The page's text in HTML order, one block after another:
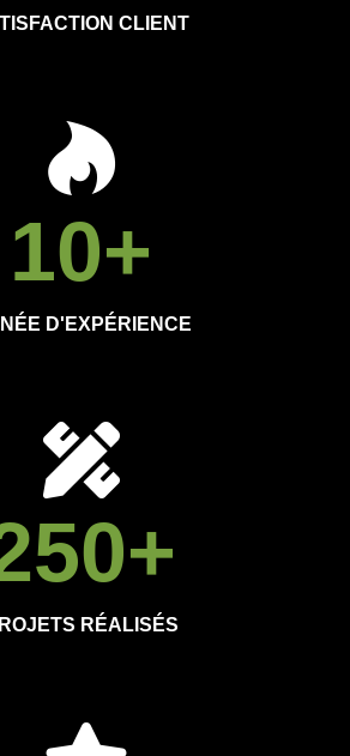
CLIENT
10+
D'EXPÉRIENCE
+
RÉALISÉS